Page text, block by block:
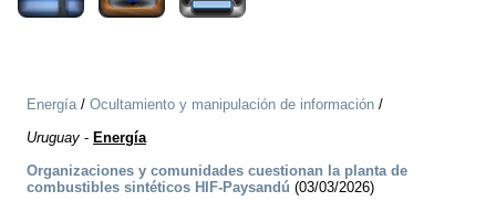
Energía/ Ocultamiento y manipulación de información /
Uruguay - Energía
Organizaciones y comunidades cuestionan la planta de
combustibles sintéticos HIF-Paysandú (03/03/2026)